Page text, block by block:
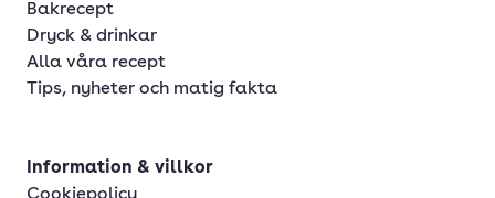
Bakrecept
Dryck & drinkar
Alla våra recept
Tips, nyheter och matig fakta
Information & villkor